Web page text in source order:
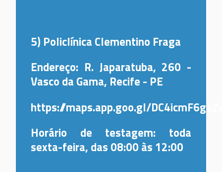
5) Policlínica Clementino Fraga
Endereço: R. Japaratuba, 260 -
Vasco da Gama, Recife - PE
https://maps.app.goo.gl/
Horário de testagem: toda
sexta-feira, das 08:00 às 12:00